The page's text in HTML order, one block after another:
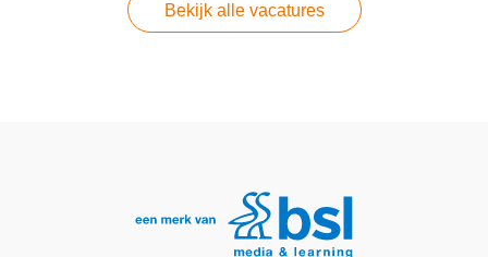
Bekijk alle vacatures